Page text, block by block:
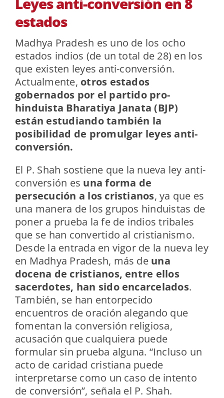
estados
Madhya Pradesh es uno de los ocho
estados indios (de un total de 28) en los
que existen leyes anti-conversión.
Actualmente, otros estados
gobernados por el partido pro-
hinduista Bharatiya Janata (BJP)
están estudiando también la
posibilidad de promulgar leyes anti-
conversión.
El P. Shah sostiene que la nueva ley anti-
conversión es una forma de
persecución a los cristianos, ya que es
una manera de los grupos hinduistas de
poner a prueba la fe de indios tribales
que se han convertido al cristianismo.
Desde la entrada en vigor de la nueva ley
en Madhya Pradesh, más de una
docena de cristianos, entre ellos
sacerdotes, han sido encarcelados.
También, se han entorpecido
encuentros de oración alegando que
fomentan la conversión religiosa,
acusación que cualquiera puede
formular sin prueba alguna. “Incluso un
acto de caridad cristiana puede
interpretarse como un caso de intento
de conversión”, señala el P. Shah.